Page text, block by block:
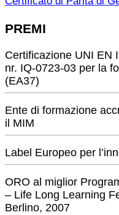
PREMI
Certificazione UNI EN
nr. IQ-0723-03 per la
(EA37)
Ente di formazione
il MIM
Label Europeo per
ORO al miglior
– Life Long Learning
Berlino, 2007